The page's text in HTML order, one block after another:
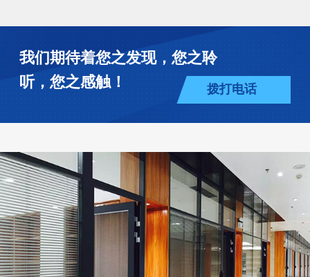
我们期待着您之发现，您之聆
听，您之感触！
拨打电话